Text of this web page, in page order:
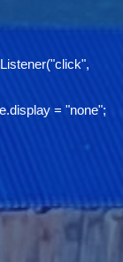
= "none";